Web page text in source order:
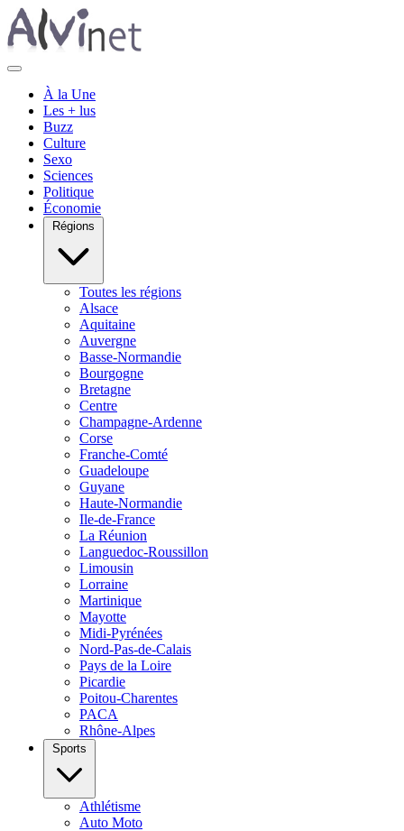
À la Une
Les + lus
Buzz
Culture
Sexo
Sciences
Politique
Économie
Régions
Toutes les régions
Alsace
Aquitaine
Auvergne
Basse-Normandie
Bourgogne
Bretagne
Centre
Champagne-Ardenne
Corse
Franche-Comté
Guadeloupe
Guyane
Haute-Normandie
Ile-de-France
La Réunion
Languedoc-Roussillon
Limousin
Lorraine
Martinique
Mayotte
Midi-Pyrénées
Nord-Pas-de-Calais
Pays de la Loire
Picardie
Poitou-Charentes
PACA
Rhône-Alpes
Sports
Athlétisme
Auto Moto